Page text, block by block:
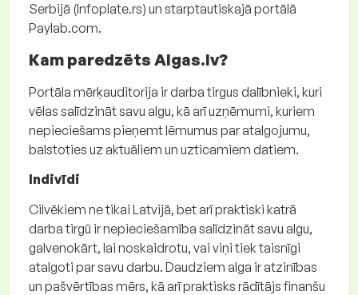
Serbijā (Infoplate.rs) un starptautiskajā portālā
Paylab.com.
Kam paredzēts Algas.lv?
Portāla mērķauditorija ir darba tirgus dalībnieki, kuri
vēlas salīdzināt savu algu, kā arī uzņēmumi, kuriem
nepieciešams pieņemt lēmumus par atalgojumu,
balstoties uz aktuāliem un uzticamiem datiem.
Indivīdi
Cilvēkiem ne tikai Latvijā, bet arī praktiski katrā
darba tirgū ir nepieciešamība salīdzināt savu algu,
galvenokārt, lai noskaidrotu, vai viņi tiek taisnīgi
atalgoti par savu darbu. Daudziem alga ir atzinības
un pašvērtības mērs, kā arī praktisks rādītājs finanšu